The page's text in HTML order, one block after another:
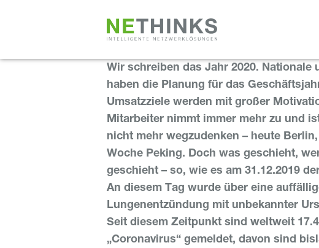
Wir schreiben das Jahr 2020. Nationale
haben die Planung für das
Umsatzziele werden mit großer
Mitarbeiter nimmt immer mehr zu und
nicht mehr wegzudenken – heute
Woche Peking. Doch was geschieht,
geschieht – so, wie es am 31.12.2019
An diesem Tag wurde über eine
Lungenentzündung mit unbekannter
Seit diesem Zeitpunkt sind weltweit
„Coronavirus“ gemeldet, davon sind